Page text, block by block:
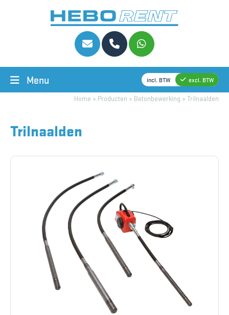
Menu incl. BTW excl. BTW
Home » Producten » Betonbewerking » Trilnaalden
Trilnaalden